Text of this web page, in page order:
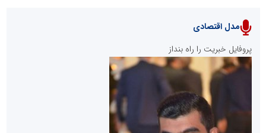
پایگاه خبری نهضت ملی مسکن
سازمان بورس و اوراق بهادار
مدل اقتصادی
پروفایل خبریت را راه بنداز